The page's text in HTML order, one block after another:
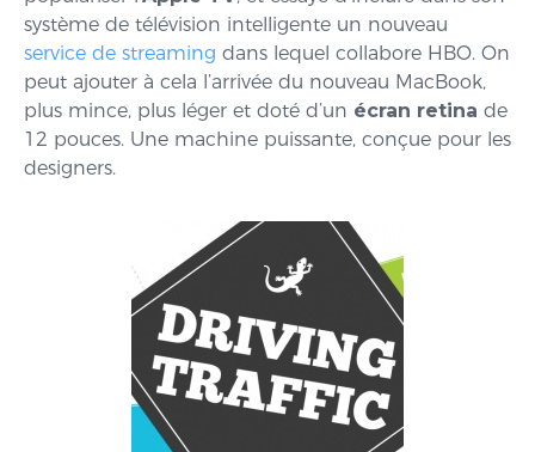
système de télévision intelligente un nouveau
service de streaming dans lequel collabore HBO. On
peut ajouter à cela l’arrivée du nouveau MacBook,
plus mince, plus léger et doté d’un écran retina de
12 pouces. Une machine puissante, conçue pour les
designers.